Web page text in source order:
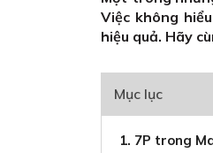
Việc không
hiệu quả. Hãy
Mục lục
1. 7P trong